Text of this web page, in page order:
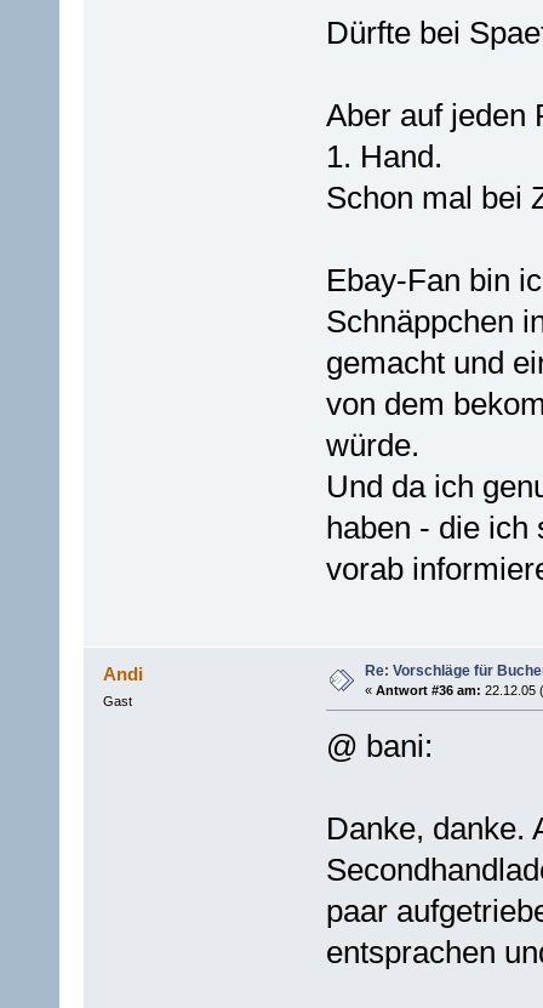
Dürfte bei
Aber auf jeden
1. Hand.
Schon mal bei
Ebay-Fan bin
Schnäppchen
gemacht und
von dem
würde.
Und da ich
haben - die ich
vorab
Andi
Gast
Re: Vorschläge für
« Antwort #36 am: 22.12.05
@ bani:
Danke, danke.
paar
entsprachen